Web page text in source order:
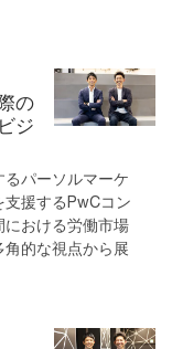
の
ジ
るパーソルマーケ
援するPwCコン
おける労働市場
的な視点から展